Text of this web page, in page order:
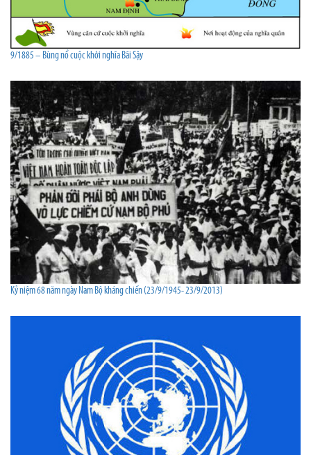
9/1885 – Bùng nổ cuộc khởi nghĩa Bãi Sậy
Kỷ niệm 68 năm ngày Nam Bộ kháng chiến (23/9/1945- 23/9/2013)